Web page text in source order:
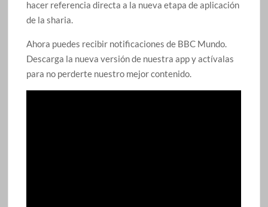
hacer referencia directa a la nueva etapa de aplicación
de la sharia.
Ahora puedes recibir notificaciones de BBC Mundo.
Descarga la nueva versión de nuestra app y actívalas
para no perderte nuestro mejor contenido.